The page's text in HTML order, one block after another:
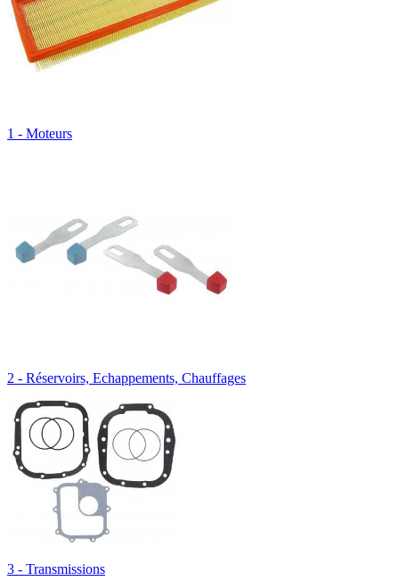
1 - Moteurs
2 - Réservoirs, Echappements, Chauffages
3 - Transmissions